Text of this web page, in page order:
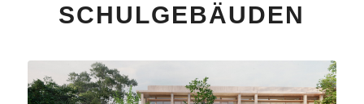
SCHULGEBÄUDEN